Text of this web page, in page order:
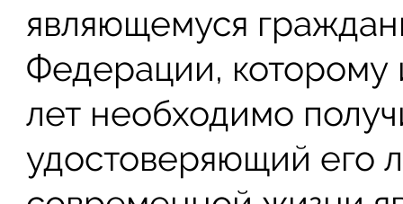
являющемуся
Федерации, которому
лет необходимо
удостоверяющий его